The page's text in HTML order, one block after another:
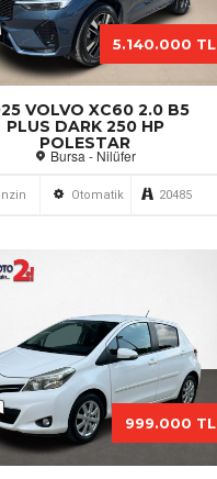
VOLVO XC60 2.0 B5
PLUS DARK 250 HP
POLESTAR
Bursa - Nilüfer
5.140.000 TL
Otomatik 20485
999.000 TL